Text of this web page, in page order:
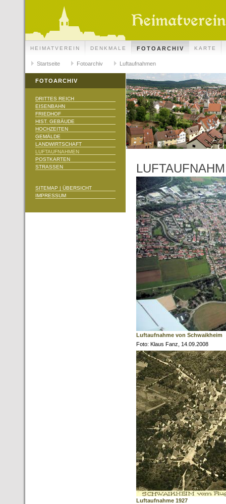
HEIMATVEREIN DENKMALE FOTOARCHIV KARTE
Startseite Fotoarchiv Luftaufnahmen
FOTOARCHIV
DRITTES REICH
EISENBAHN
FRIEDHOF
HIST. GEBÄUDE
HOCHZEITEN
GEMÄLDE
LANDWIRTSCHAFT
LUFTAUFNAHMEN
POSTKARTEN
STRASSEN
SITEMAP | ÜBERSICHT
IMPRESSUM
Luftaufnahme von Schwaikheim
Foto: Klaus Fanz, 14.09.2008
Luftaufnahme 1927